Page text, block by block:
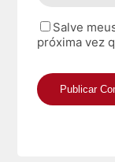
Salve
próxima vez